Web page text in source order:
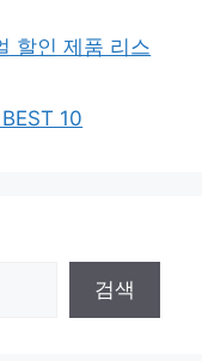
할인 제품 리스
10
검색